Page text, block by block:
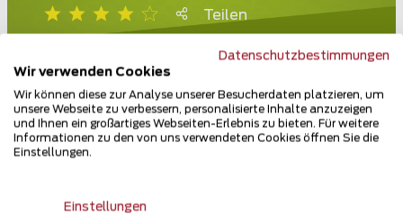
Teilen
Datenschutzbestimmungen
Wir verwenden Cookies
Wir können diese zur Analyse unserer Besucherdaten platzieren, um
unsere Webseite zu verbessern, personalisierte Inhalte anzuzeigen
und Ihnen ein großartiges Webseiten-Erlebnis zu bieten. Für weitere
Informationen zu den von uns verwendeten Cookies öffnen Sie die
Einstellungen.
Einstellungen